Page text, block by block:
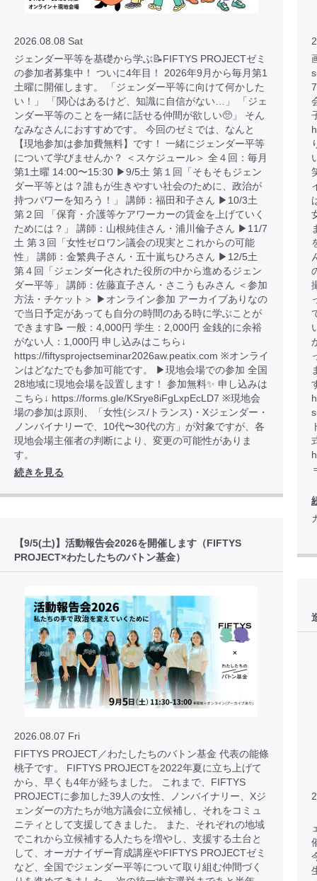
2026.08.08 Sat
ジェンダー平等を基礎から学ぶ📝FIFTYS PROJECTゼミ
の参加者募集中！ ついに4年目！ 2026年9月から毎月第1
土曜に開催します。 「ジェンダー平等に向けて何かした
い！」 「関心はあるけど、知識に自信がない…」 「ジェ
ンダー平等のことを一緒に話せる仲間が欲しい🥺」 そん
なみなさんにおすすめです。 今回のゼミでは、なんと
【現地参加は参加費無料】です！ 一緒にジェンダー平等
について学びませんか？ ＜スケジュール＞ 全４回：毎月
第1土曜 14:00〜15:30 ▶︎9/5土 第１回「そもそもジェン
ダー平等とは？誰もが生きやすい社会のために、政治が
持つパワーを知ろう！」 講師：福田和子さん ▶︎10/3土
第２回 「保育・介護等ケアワーカーの賃金を上げていく
ためには？」 講師：山根純佳さん・浦川倫子さん ▶︎11/7
土 第３回「女性ゼロワン議会の現実とこれからの可能
性」 講師：金繁典子さん・五十嵐ちひろさん ▶︎12/5土
第４回「ジェンダー化された役所の中から進めるジェン
ダー平等」 講師：佐藤直子さん・さこうもみさん ＜参加
方法・チケット＞ ▶︎オンライン参加 アーカイブありなの
で当日予定があっても自分の時間のある時に学ぶことが
できます📝 一般：4,000円 学生：2,000円 金銭的に余裕
がない人：1,000円 申し込みはこちら↓
https://fiftysprojectseminar2026aw.peatix.com ※オンライ
ンはどなたでも参加可能です。 ▶︎現地会場での参加 全国
28地域に現地会場を設置します！ 参加無料✨ 申し込みは
こちら↓ https://forms.gle/KSrye8iFgLxpEcLD7 ※現地会
場の参加は原則、「女性(シス/トランス)・Xジェンダー・
ノンバイナリーで、10代〜30代の方」が対象ですが、各
現地会場主催者の判断により、変更の可能性がありま
す。
続きを見る
【9/5(土)】活動報告会2026を開催します（FIFTYS
PROJECT×わたしたちのバトン基金）
2026.08.07 Fri
FIFTYS PROJECT／わたしたちのバトン基金 代表の能條
桃子です。 FIFTYS PROJECTを2022年夏に立ち上げて
から、早くも4年が経ちました。 これまで、FIFTYS
PROJECTに参加した39人の女性、ノンバイナリー、Xジ
ェンダーの方たちが地方議会に立候補し、それをコミュ
ニティとして支援してきました。 また、それぞれの地域
でこれから立候補する人たちを増やし、支援する土台と
して、オーガナイザー育成講座やFIFTYS PROJECTゼミ
など、全国でジェンダー平等について取り組む仲間づく